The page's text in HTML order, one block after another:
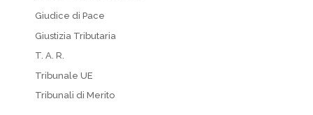
Giudice di Pace
Giustizia Tributaria
T. A. R.
Tribunale UE
Tribunali di Merito